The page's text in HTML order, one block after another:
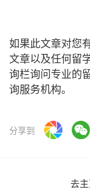
如果此文章对您
文章以及任何留
询栏询问专业的
询服务机构。
分享到
去